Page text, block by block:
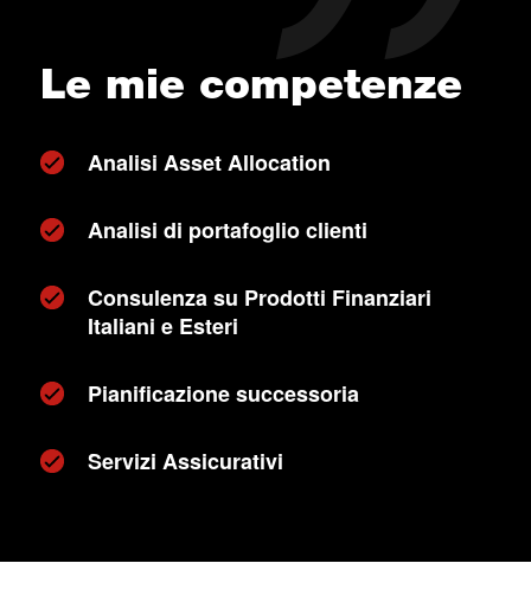
Le mie competenze
Analisi Asset Allocation
Analisi di portafoglio clienti
Consulenza su Prodotti Finanziari
Italiani e Esteri
Pianificazione successoria
Servizi Assicurativi